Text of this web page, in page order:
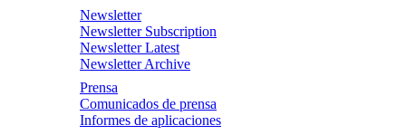
Newsletter
Newsletter Subscription
Newsletter Latest
Newsletter Archive
Prensa
Comunicados de prensa
Informes de aplicaciones